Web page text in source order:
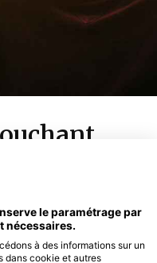
le paramétrage par
nécessaires.
à des informations sur un
dans cookie et autres